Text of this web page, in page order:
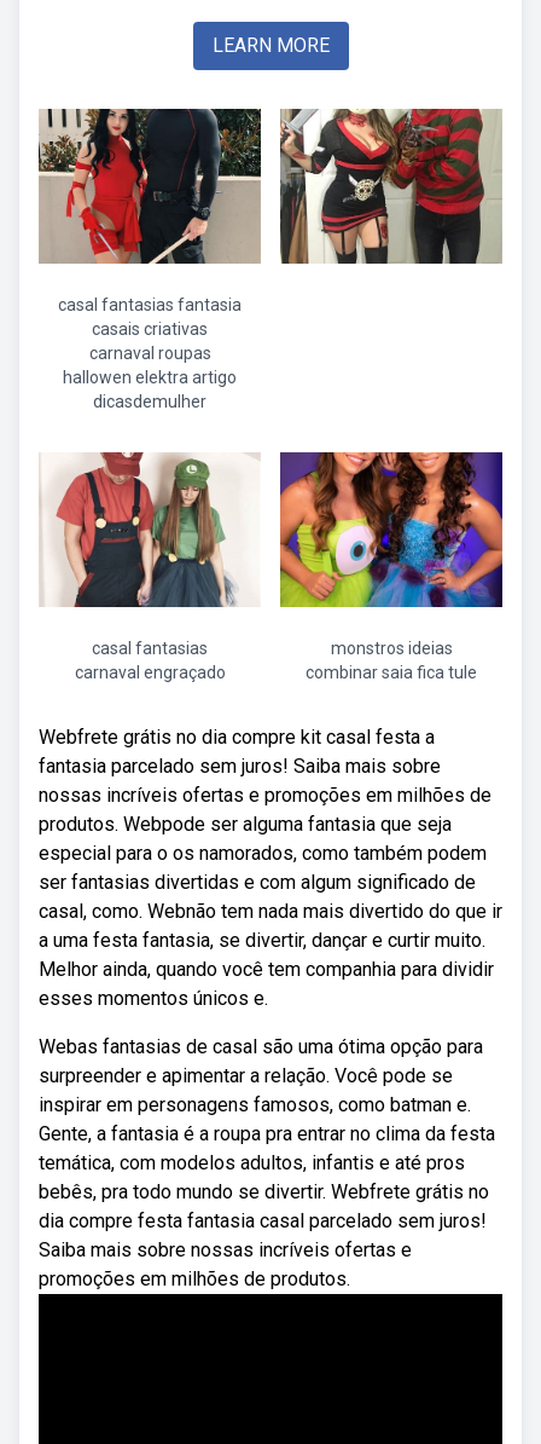
LEARN MORE
casal fantasias fantasia
casais criativas
carnaval roupas
hallowen elektra artigo
dicasdemulher
casal fantasias
carnaval engraçado
monstros ideias
combinar saia fica tule
Webfrete grátis no dia compre kit casal festa a
fantasia parcelado sem juros! Saiba mais sobre
nossas incríveis ofertas e promoções em milhões de
produtos. Webpode ser alguma fantasia que seja
especial para o os namorados, como também podem
ser fantasias divertidas e com algum significado de
casal, como. Webnão tem nada mais divertido do que ir
a uma festa fantasia, se divertir, dançar e curtir muito.
Melhor ainda, quando você tem companhia para dividir
esses momentos únicos e.
Webas fantasias de casal são uma ótima opção para
surpreender e apimentar a relação. Você pode se
inspirar em personagens famosos, como batman e.
Gente, a fantasia é a roupa pra entrar no clima da festa
temática, com modelos adultos, infantis e até pros
bebês, pra todo mundo se divertir. Webfrete grátis no
dia compre festa fantasia casal parcelado sem juros!
Saiba mais sobre nossas incríveis ofertas e
promoções em milhões de produtos.